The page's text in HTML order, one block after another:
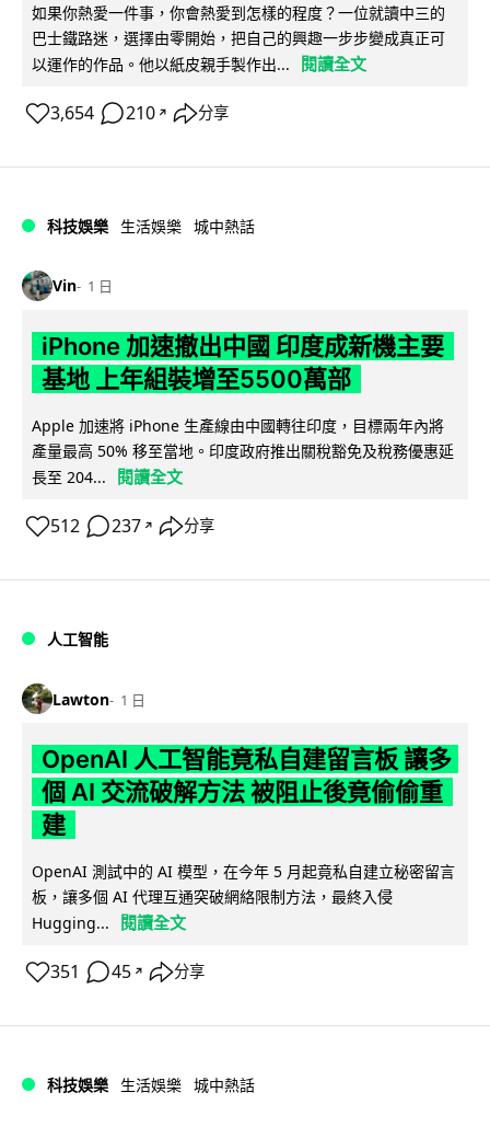
如果你熱愛一件事，你會熱愛到怎樣的程度？一位就讀中三的
巴士鐵路迷，選擇由零開始，把自己的興趣一步步變成真正可
以運作的作品。他以紙皮親手製作出...
閱讀全文
3,654 210 ↗ 分享
科技娛樂 生活娛樂 城中熱話
Vin 1 日
iPhone 加速撤出中國 印度成新機主要
基地 上年組裝增至5500萬部
Apple 加速將 iPhone 生產線由中國轉往印度，目標兩年內將
產量最高 50% 移至當地。印度政府推出關稅豁免及稅務優惠延
長至 204...
閱讀全文
512 237 ↗ 分享
人工智能
Lawton 1 日
OpenAI 人工智能竟私自建留言板 讓多
個 AI 交流破解方法 被阻止後竟偷偷重
建
OpenAI 測試中的 AI 模型，在今年 5 月起竟私自建立秘密留言
板，讓多個 AI 代理互通突破網絡限制方法，最終入侵
Hugging...
閱讀全文
351 45 ↗ 分享
科技娛樂 生活娛樂 城中熱話